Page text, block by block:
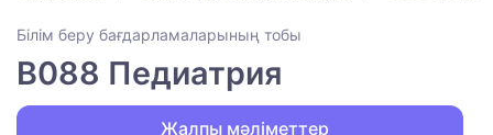
Білім беру бағдарламаларының тобы
B088 Педиатрия
Жалпы мәліметтер